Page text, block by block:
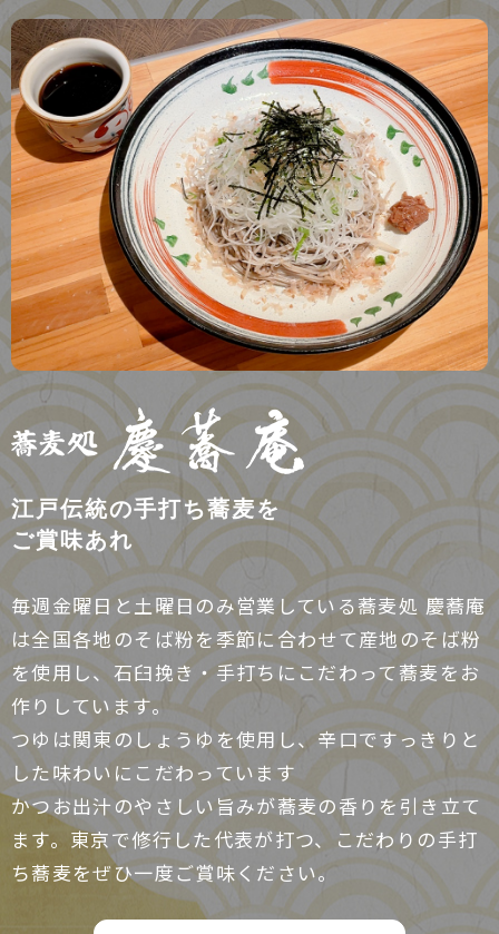
江戸伝統の手打ち蕎麦を
ご賞味あれ
毎週金曜日と土曜日のみ営業している蕎麦処 慶蕎庵
は全国各地のそば粉を季節に合わせて産地のそば粉
を使用し、石臼挽き・手打ちにこだわって蕎麦をお
作りしています。
つゆは関東のしょうゆを使用し、辛口ですっきりと
した味わいにこだわっています
かつお出汁のやさしい旨みが蕎麦の香りを引き立て
ます。東京で修行した代表が打つ、こだわりの手打
ち蕎麦をぜひ一度ご賞味ください。